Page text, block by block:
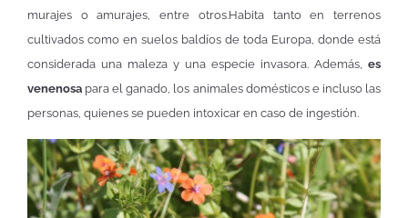
murajes o amurajes, entre otros.Habita tanto en terrenos
cultivados como en suelos baldíos de toda Europa, donde está
considerada una maleza y una especie invasora. Además, es
venenosa para el ganado, los animales domésticos e incluso las
personas, quienes se pueden intoxicar en caso de ingestión.